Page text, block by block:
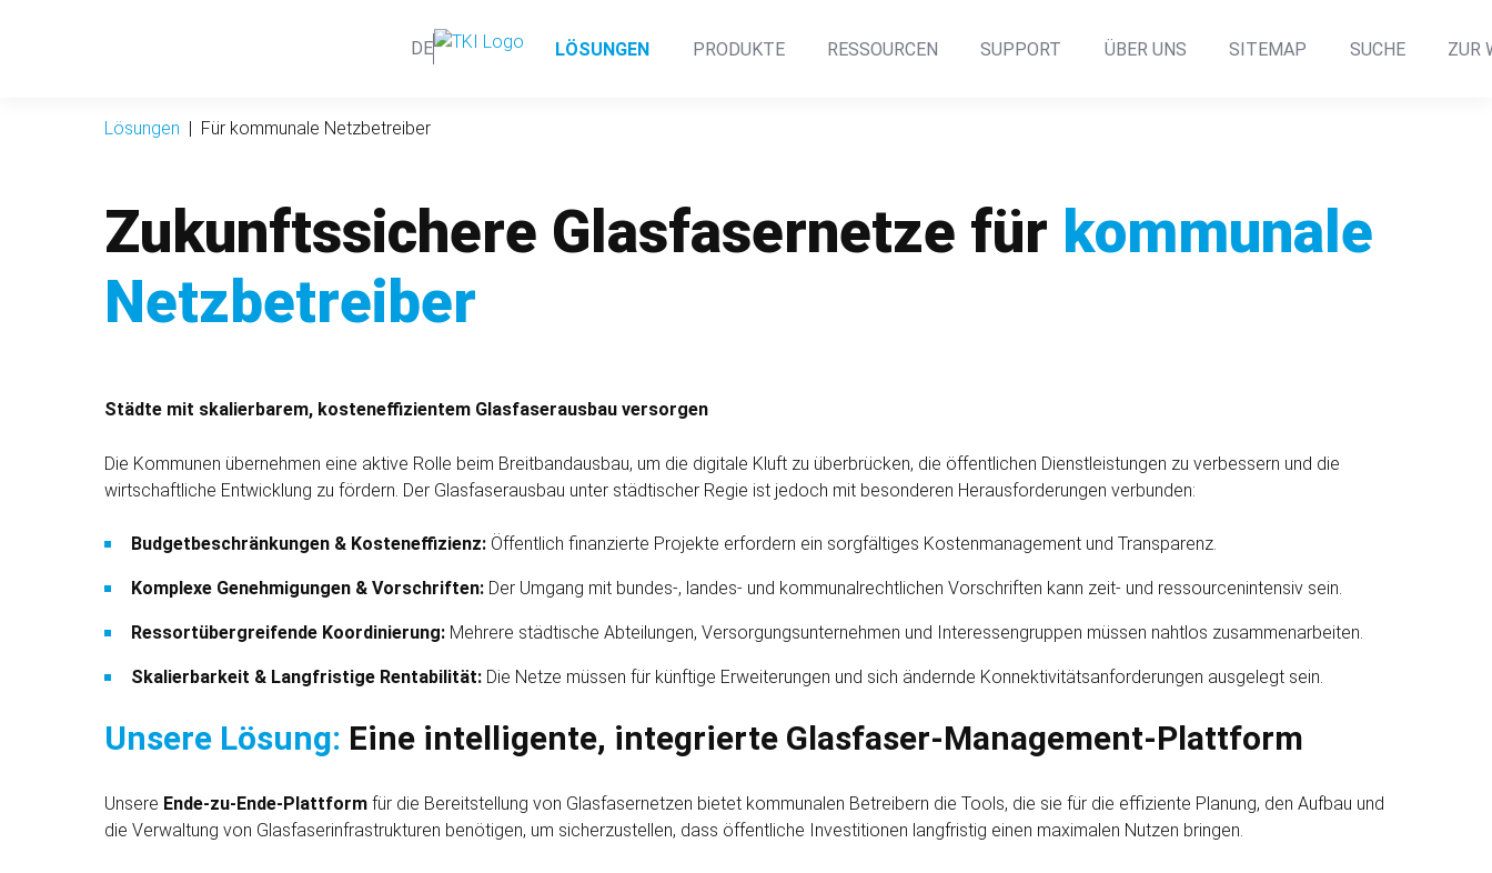
DE
überspringen
LÖSUNGEN PRODUKTE RESSOURCEN SUPPORT ÜBER UNS SITEMAP SUCHE ZUR
Lösungen Für kommunale Netzbetreiber
Zukunfts­sichere Glasfaser­netze für kommunale
Netz­betreiber
Städte mit skalierbarem, kosten­effizientem Glas­faser­aus­bau versorgen
Die Kommunen übernehmen eine aktive Rolle beim Breit­band­ausbau, um die digitale Kluft zu überbrücken, die öffentlichen Dienst­leistungen zu verbessern und die
wirtschaftliche Entwicklung zu fördern. Der Glasfaser­ausbau unter städtischer Regie ist jedoch mit besonderen Heraus­forderungen verbunden:
Budget­beschränkungen & Kosten­effizienz: Öffentlich finanzierte Projekte erfordern ein sorgfältiges Kosten­management und Transparenz.
Komplexe Genehmigungen & Vorschriften: Der Umgang mit bundes-, landes- und kommunal­rechtlichen Vorschriften kann zeit- und ressourcen­intensiv sein.
Ressort­übergreifende Koordinierung: Mehrere städtische Abteilungen, Versorgungs­unternehmen und Interessen­gruppen müssen nahtlos zusammen­arbeiten.
Skalier­barkeit & Langfristige Renta­bilität: Die Netze müssen für künftige Erweiterungen und sich ändernde Konnektivitäts­anforderungen ausgelegt sein.
Unsere Lösung: Eine intelligente, integrierte Glasfaser-Management-Plattform
Unsere Ende-zu-Ende-Plattform für die Bereit­stellung von Glasfaser­netzen bietet kommunalen Betreibern die Tools, die sie für die effiziente Planung, den Aufbau und
die Verwaltung von Glasfaser­infrastrukturen benötigen, um sicherzustellen, dass öffentliche Investitionen langfristig einen maximalen Nutzen bringen.